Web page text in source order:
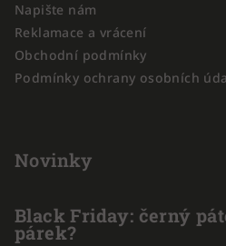
Napište nám
Reklamace a vrácení
Obchodní podmínky
Podmínky ochrany osobních
Novinky
Black Friday: černý
párek?